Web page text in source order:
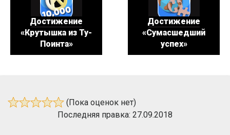
Достижение
«Крутышка из Ту-
Поинта»
Достижение
«Сумасшедший
успех»
(Пока оценок нет)
Последняя правка: 27.09.2018